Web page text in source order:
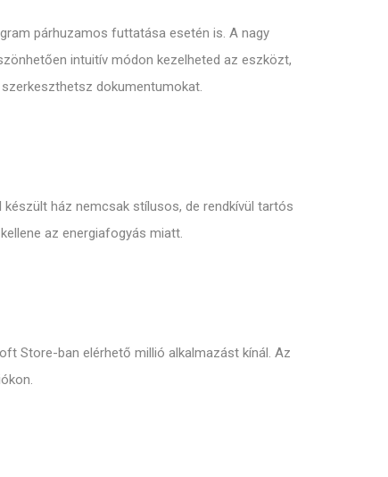
párhuzamos futtatása esetén is. A nagy
intuitív módon kezelheted az eszközt,
dokumentumokat.
ház nemcsak stílusos, de rendkívül tartós
az energiafogyás miatt.
Store-ban elérhető millió alkalmazást kínál. Az